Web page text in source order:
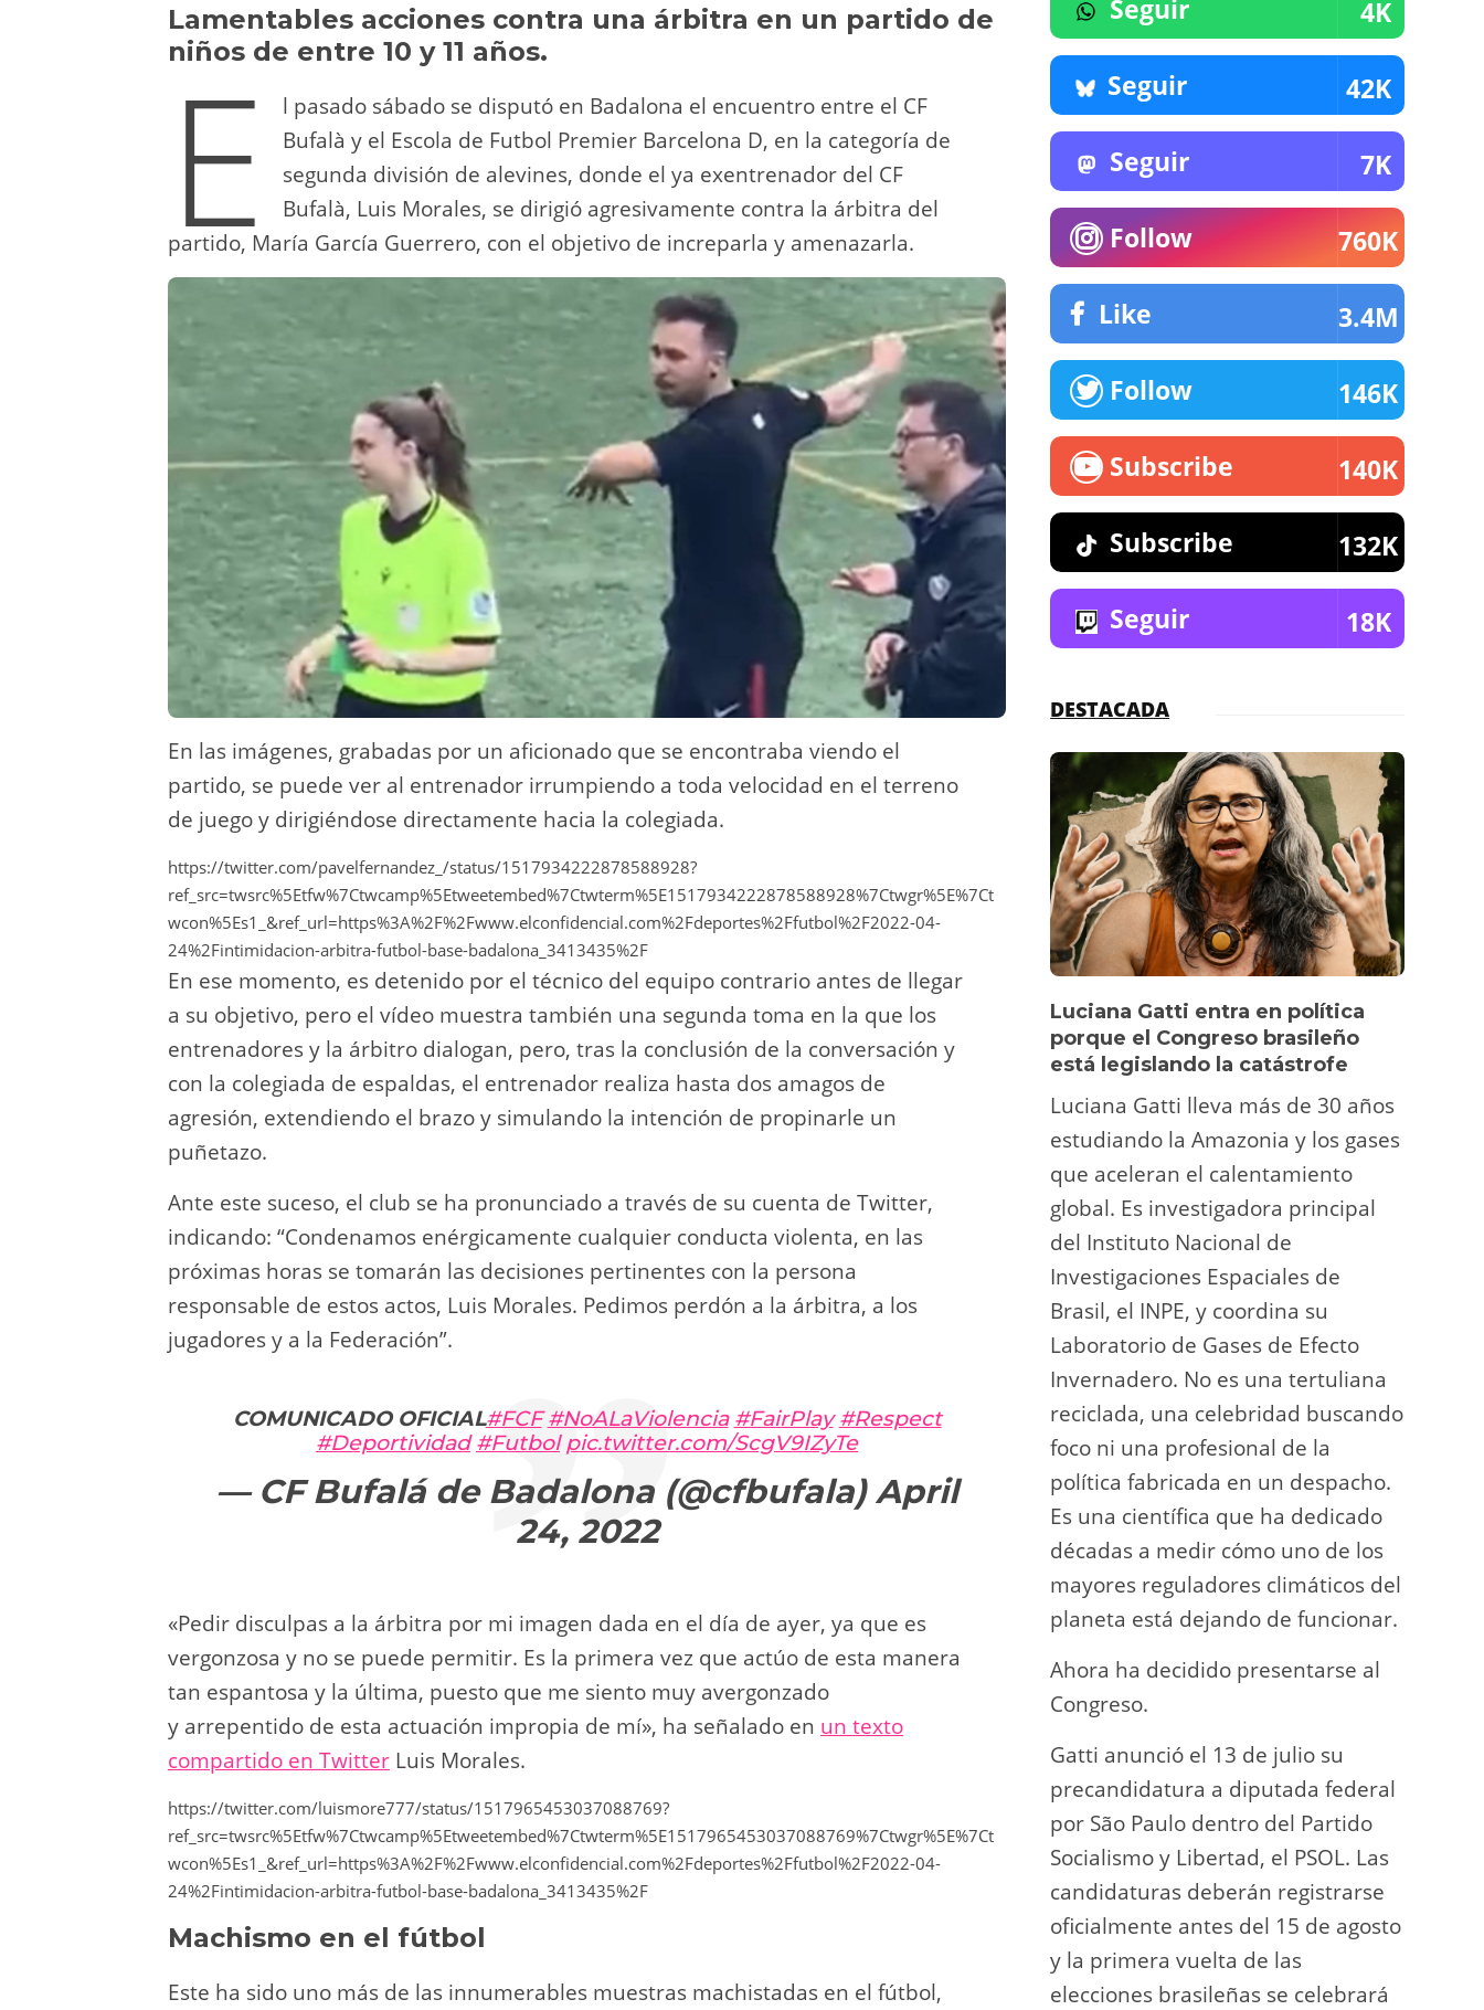
y d
o
n
a
m
A
p
p
b
o
o
k
t
Li
n
k
ar
Lamentables acciones contra una árbitra en un partido de
niños de entre 10 y 11 años.
E
l pasado sábado se disputó en Badalona el encuentro entre el CF
Bufalà y el Escola de Futbol Premier Barcelona D, en la categoría de
segunda división de alevines, donde el ya exentrenador del CF
Bufalà, Luis Morales, se dirigió agresivamente contra la árbitra del
partido, María García Guerrero, con el objetivo de increparla y amenazarla.
En las imágenes, grabadas por un aficionado que se encontraba viendo el
partido, se puede ver al entrenador irrumpiendo a toda velocidad en el terreno
de juego y dirigiéndose directamente hacia la colegiada.
https://twitter.com/pavelfernandez_/status/1517934222878588928?
ref_src=twsrc%5Etfw%7Ctwcamp%5Etweetembed%7Ctwterm%5E1517934222878588928%7Ctwgr%5E%7Ct
wcon%5Es1_&ref_url=https%3A%2F%2Fwww.elconfidencial.com%2Fdeportes%2Ffutbol%2F2022-04-
24%2Fintimidacion-arbitra-futbol-base-badalona_3413435%2F
En ese momento, es detenido por el técnico del equipo contrario antes de llegar
a su objetivo, pero el vídeo muestra también una segunda toma en la que los
entrenadores y la árbitro dialogan, pero, tras la conclusión de la conversación y
con la colegiada de espaldas, el entrenador realiza hasta dos amagos de
agresión, extendiendo el brazo y simulando la intención de propinarle un
puñetazo.
Ante este suceso, el club se ha pronunciado a través de su cuenta de Twitter,
indicando: “Condenamos enérgicamente cualquier conducta violenta, en las
próximas horas se tomarán las decisiones pertinentes con la persona
responsable de estos actos, Luis Morales. Pedimos perdón a la árbitra, a los
jugadores y a la Federación”.
COMUNICADO OFICIAL#FCF #NoALaViolencia #FairPlay #Respect
#Deportividad #Futbol pic.twitter.com/ScgV9IZyTe
— CF Bufalá de Badalona (@cfbufala)April
24, 2022
«Pedir disculpas a la árbitra por mi imagen dada en el día de ayer, ya que es
vergonzosa y no se puede permitir. Es la primera vez que actúo de esta manera
tan espantosa y la última, puesto que me siento muy avergonzado
y arrepentido de esta actuación impropia de mí», ha señalado en un texto
compartido en Twitter Luis Morales.
https://twitter.com/luismore777/status/1517965453037088769?
ref_src=twsrc%5Etfw%7Ctwcamp%5Etweetembed%7Ctwterm%5E1517965453037088769%7Ctwgr%5E%7Ct
wcon%5Es1_&ref_url=https%3A%2F%2Fwww.elconfidencial.com%2Fdeportes%2Ffutbol%2F2022-04-
24%2Fintimidacion-arbitra-futbol-base-badalona_3413435%2F
Machismo en el fútbol
Este ha sido uno más de las innumerables muestras machistadas en el fútbol,
Seguir 4K
Seguir 42K
Seguir 7K
Follow 760K
Like 3.4M
Follow 146K
Subscribe 140K
Subscribe 132K
Seguir 18K
DESTACADA
Luciana Gatti entra en política
porque el Congreso brasileño
está legislando la catástrofe
Luciana Gatti lleva más de 30 años
estudiando la Amazonia y los gases
que aceleran el calentamiento
global. Es investigadora principal
del Instituto Nacional de
Investigaciones Espaciales de
Brasil, el INPE, y coordina su
Laboratorio de Gases de Efecto
Invernadero. No es una tertuliana
reciclada, una celebridad buscando
foco ni una profesional de la
política fabricada en un despacho.
Es una científica que ha dedicado
décadas a medir cómo uno de los
mayores reguladores climáticos del
planeta está dejando de funcionar.
Ahora ha decidido presentarse al
Congreso.
Gatti anunció el 13 de julio su
precandidatura a diputada federal
por São Paulo dentro del Partido
Socialismo y Libertad, el PSOL. Las
candidaturas deberán registrarse
oficialmente antes del 15 de agosto
y la primera vuelta de las
elecciones brasileñas se celebrará